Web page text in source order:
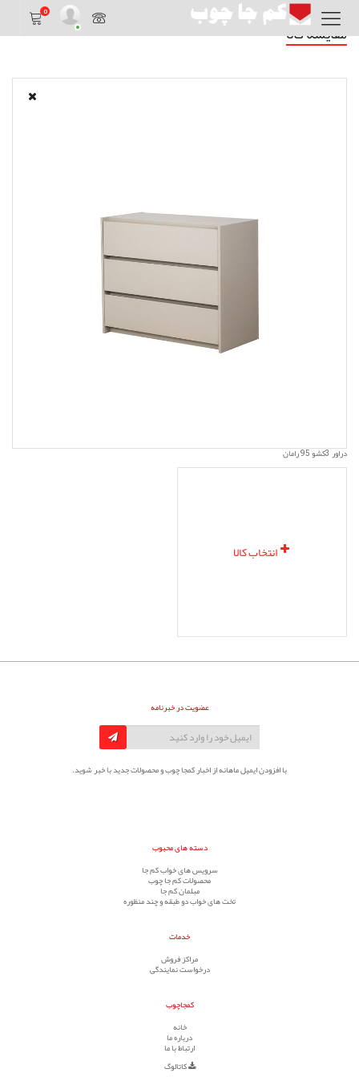
0
مقایسه کالا
دراور 3کشو 95 رامان
انتخاب کالا
عضویت در خبرنامه
با افزودن ایمیل ماهانه از اخبار کمجا چوب و محصولات جدید با خبر شوید.
دسته های محبوب
سرویس های خواب کم جا
محصولات کم جا چوب
مبلمان کم جا
تخت های خواب دو طبقه و چند منظوره
خدمات
مراکز فروش
درخواست نمایندگی
کمجاچوب
خانه
درباره ما
ارتباط با ما
کاتالوگ